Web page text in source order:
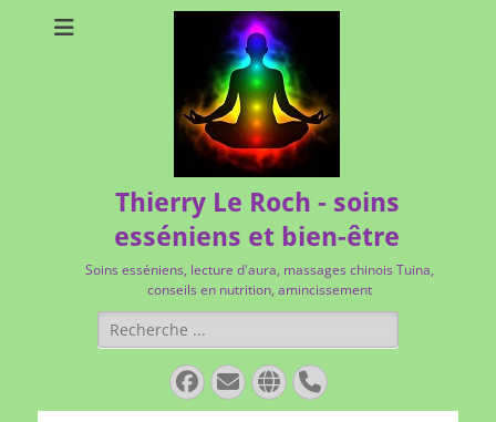
Thierry Le Roch - soins
esséniens et bien-être
Soins esséniens, lecture d'aura, massages chinois Tuina,
conseils en nutrition, amincissement
Rechercher :
Facebook
E-
mail
Site
web
Tél